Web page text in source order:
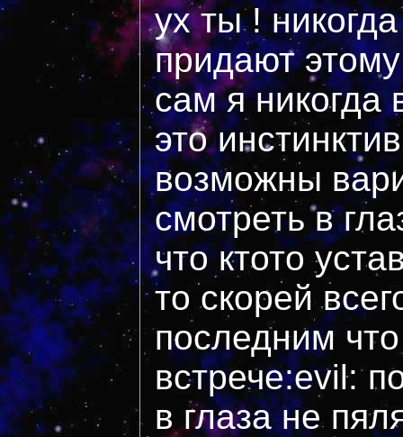
ух ты !
придают
сам я никогда
это
возможны
смотреть в
что ктото
то скорей
последним
встрече:evil:
в глаза не